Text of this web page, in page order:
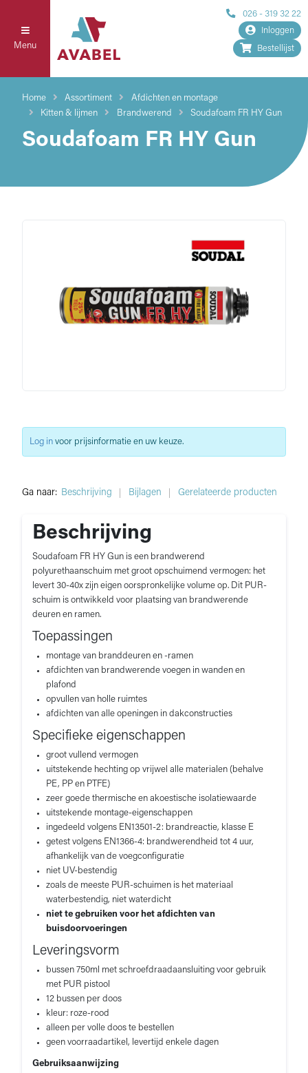
Menu
026 - 319 32 22
Inloggen
Bestellijst
Home Assortiment
Afdichten en montage
Kitten & lijmen
Brandwerend Soudafoam FR HY Gun
Soudafoam FR HY Gun
Ga naar: Beschrijving Bijlagen Gerelateerde producten
Beschrijving
Soudafoam FR HY Gun is een brandwerend
polyurethaanschuim met groot opschuimend vermogen: het
levert 30-40x zijn eigen oorspronkelijke volume op. Dit PUR-
schuim is ontwikkeld voor plaatsing van brandwerende
deuren en ramen.
Toepassingen
montage van branddeuren en -ramen
afdichten van brandwerende voegen in wanden en
plafond
opvullen van holle ruimtes
afdichten van alle openingen in dakconstructies
Specifieke eigenschappen
groot vullend vermogen
uitstekende hechting op vrijwel alle materialen (behalve
PE, PP en PTFE)
zeer goede thermische en akoestische isolatiewaarde
uitstekende montage-eigenschappen
ingedeeld volgens EN13501-2: brandreactie, klasse E
getest volgens EN1366-4: brandwerendheid tot 4 uur,
afhankelijk van de voegconfiguratie
niet UV-bestendig
zoals de meeste PUR-schuimen is het materiaal
waterbestendig, niet waterdicht
niet te gebruiken voor het afdichten van
buisdoorvoeringen
Leveringsvorm
bussen 750ml met schroefdraadaansluiting voor gebruik
met PUR pistool
12 bussen per doos
kleur: roze-rood
alleen per volle doos te bestellen
geen voorraadartikel, levertijd enkele dagen
Gebruiksaanwijzing
Log in voor prijsinformatie en uw keuze.